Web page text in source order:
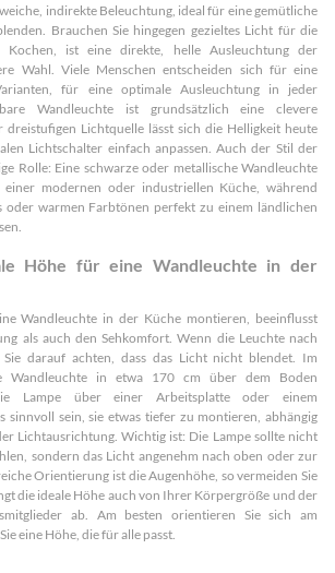
indirekte Beleuchtung, ideal für eine gemütliche
Brauchen Sie hingegen gezieltes Licht für die
Kochen, ist eine direkte, helle Ausleuchtung der
Wahl. Viele Menschen entscheiden sich für eine
für eine optimale Ausleuchtung in jeder
Wandleuchte ist grundsätzlich eine clevere
dreistufigen Lichtquelle lässt sich die Helligkeit heute
Lichtschalter einfach anpassen. Auch der Stil der
Rolle: Eine schwarze oder metallische Wandleuchte
einer modernen oder industriellen Küche, während
oder warmen Farbtönen perfekt zu einem ländlichen
Höhe für eine Wandleuchte in der
Wandleuchte in der Küche montieren, beeinflusst
als auch den Sehkomfort. Wenn die Leuchte nach
darauf achten, dass das Licht nicht blendet. Im
Wandleuchte in etwa 170 cm über dem Boden
Lampe über einer Arbeitsplatte oder einem
sinnvoll sein, sie etwas tiefer zu montieren, abhängig
Lichtausrichtung. Wichtig ist: Die Lampe sollte nicht
sondern das Licht angenehm nach oben oder zur
Orientierung ist die Augenhöhe, so vermeiden Sie
die ideale Höhe auch von Ihrer Körpergröße und der
ab. Am besten orientieren Sie sich am
eine Höhe, die für alle passt.